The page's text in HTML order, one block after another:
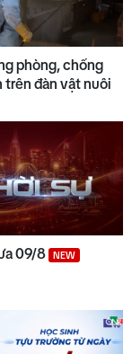
9
10
Minh
khí (sửa
phòng, chống
trên đàn vật nuôi
09/8 NEW